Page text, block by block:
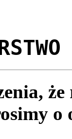
o